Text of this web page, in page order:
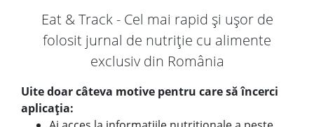
Eat & Track - Cel mai rapid și ușor de
folosit jurnal de nutriție cu alimente
exclusiv din România
Uite doar câteva motive pentru care să încerci
aplicația: